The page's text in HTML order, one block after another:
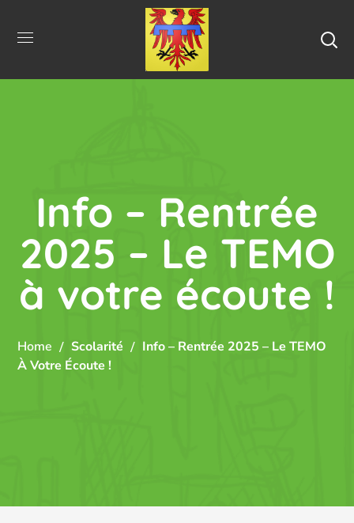
Info – Rentrée
2025 – Le TEMO
à votre écoute !
Home Scolarité
Info – Rentrée 2025 – Le TEMO
À Votre Écoute !